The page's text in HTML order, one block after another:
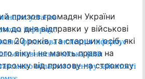
інших установ
інформує
фінансова інспекція інформує
міська філія
обласного центру зайнятості
призов громадян України
до дня відправки у військові
20 років, та старших осіб, які
віку і не мають права на
від призову на строкову